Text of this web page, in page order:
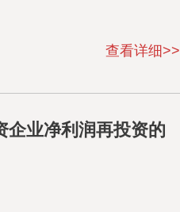
查看详细>>
企业净利润再投资的